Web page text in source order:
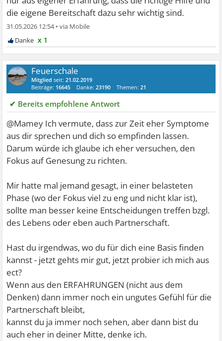
die eigene Bereitschaft dazu sehr wichtig sind.
31.05.2026 12:54•
x 1
Feuerschale
Mitglied seit:21.02.2019
Beiträge: 16645 Danke:23190 Themen:21
✔ Bereits empfohlene Antwort
@Mamey Ich vermute, dass zur Zeit eher Symptome
aus dir sprechen und dich so empfinden lassen.
Darum würde ich glaube ich eher versuchen, den
Fokus auf Genesung zu richten.
Mir hatte mal jemand gesagt, in einer belasteten
Phase (wo der Fokus viel zu eng und nicht klar ist),
sollte man besser keine Entscheidungen treffen bzgl.
des Lebens oder eben auch Partnerschaft.
Hast du irgendwas, wo du für dich eine Basis finden
kannst - jetzt gehts mir gut, jetzt probier ich mich aus
ect?
Wenn aus den ERFAHRUNGEN (nicht aus dem
Denken) dann immer noch ein ungutes Gefühl für die
Partnerschaft bleibt,
kannst du ja immer noch sehen, aber dann bist du
auch eher in deiner Mitte, denke ich.